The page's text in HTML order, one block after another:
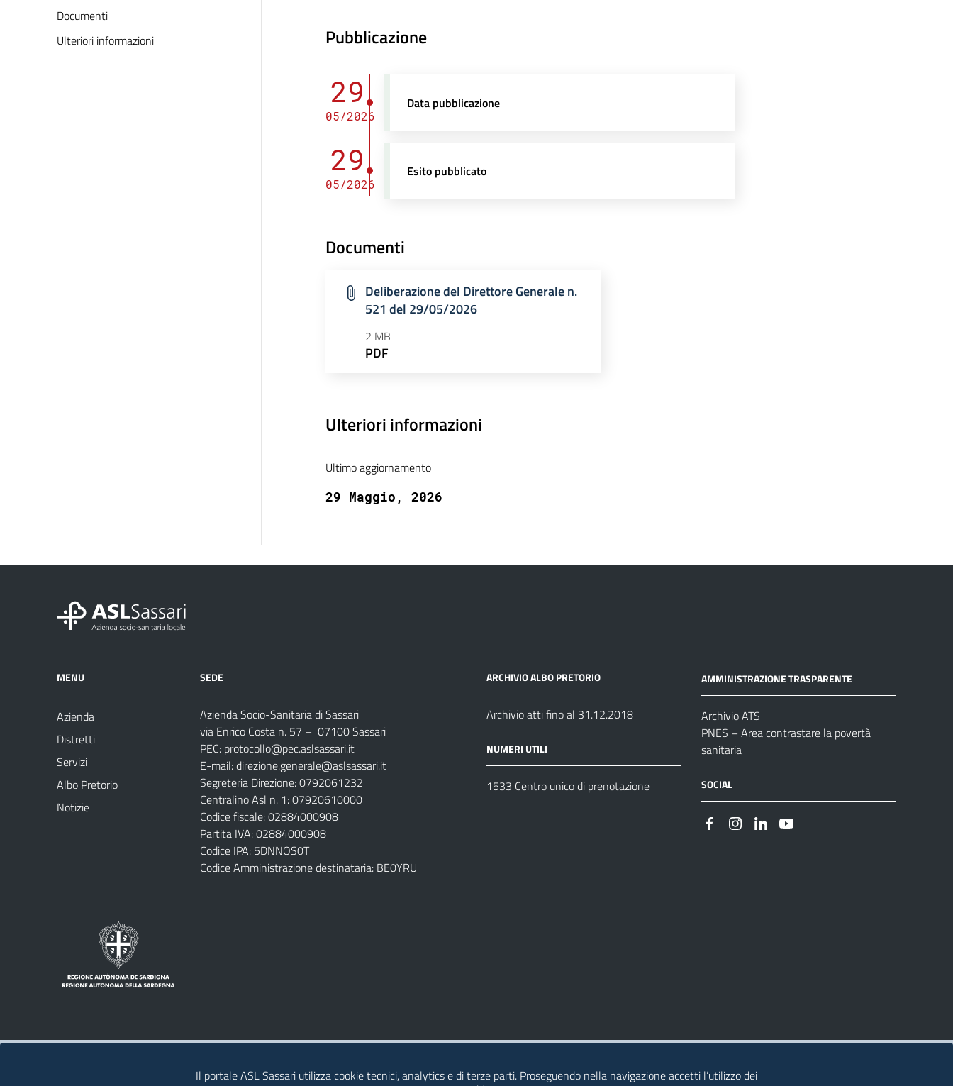
Documenti
Ulteriori informazioni
Pubblicazione
29
05/2026
Data pubblicazione
29
05/2026
Esito pubblicato
Documenti
Deliberazione del Direttore Generale n.
521 del 29/05/2026
2 MB
PDF
Ulteriori informazioni
Ultimo aggiornamento
29 Maggio, 2026
MENU
Azienda
Distretti
Servizi
Albo Pretorio
Notizie
SEDE
Azienda Socio-Sanitaria di Sassari
via Enrico Costa n. 57 – 07100 Sassari
PEC: protocollo@pec.aslsassari.it
E-mail:direzione.generale@aslsassari.it
Segreteria Direzione: 0792061232
Centralino Asl n. 1: 07920610000
Codice fiscale: 02884000908
Partita IVA: 02884000908
Codice IPA: 5DNNOS0T
Codice Amministrazione destinataria: BE0YRU
ARCHIVIO ALBO PRETORIO
Archivio atti fino al 31.12.2018
NUMERI UTILI
1533 Centro unico di prenotazione
AMMINISTRAZIONE TRASPARENTE
Archivio ATS
PNES – Area contrastare la povertà
sanitaria
SOCIAL
Il portale ASL Sassari utilizza cookie tecnici, analytics e di terze parti. Proseguendo nella navigazione accetti l’utilizzo dei